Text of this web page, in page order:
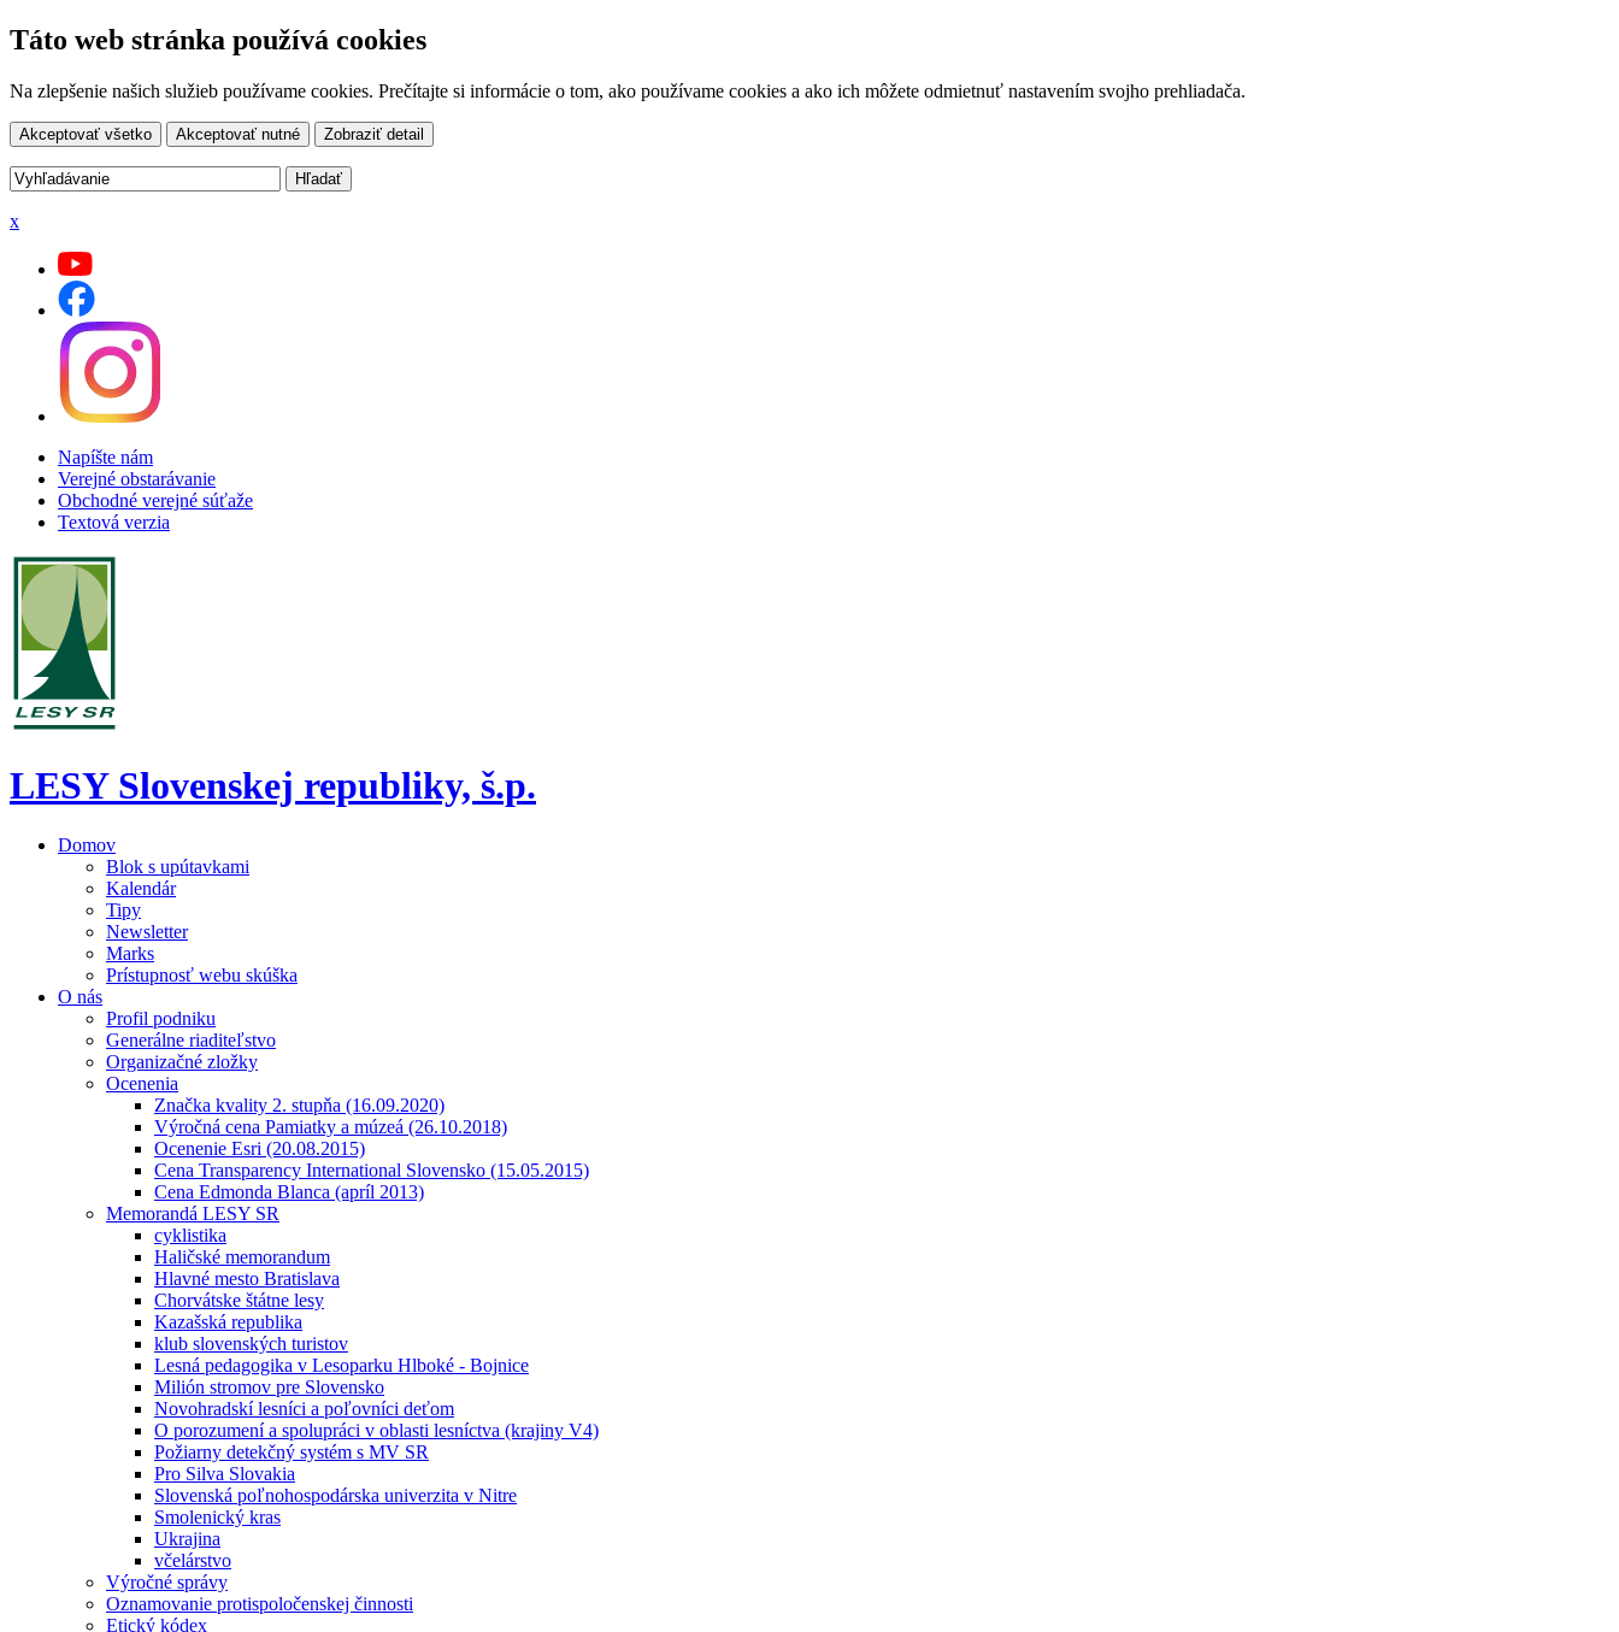
Táto web stránka používá cookies
Na zlepšenie našich služieb používame cookies. Prečítajte si informácie o tom, ako používame cookies a ako ich môžete odmietnuť nastavením svojho prehliadača.
Akceptovať všetko Akceptovať nutné Zobraziť detail
x
Napíšte nám
Verejné obstarávanie
Obchodné verejné súťaže
Textová verzia
LESY Slovenskej republiky, š.p.
Domov
Blok s upútavkami
Kalendár
Tipy
Newsletter
Marks
Prístupnosť webu skúška
O nás
Profil podniku
Generálne riaditeľstvo
Organizačné zložky
Ocenenia
Značka kvality 2. stupňa (16.09.2020)
Výročná cena Pamiatky a múzeá (26.10.2018)
Ocenenie Esri (20.08.2015)
Cena Transparency International Slovensko (15.05.2015)
Cena Edmonda Blanca (apríl 2013)
Memorandá LESY SR
cyklistika
Haličské memorandum
Hlavné mesto Bratislava
Chorvátske štátne lesy
Kazašská republika
klub slovenských turistov
Lesná pedagogika v Lesoparku Hlboké - Bojnice
Milión stromov pre Slovensko
Novohradskí lesníci a poľovníci deťom
O porozumení a spolupráci v oblasti lesníctva (krajiny V4)
Požiarny detekčný systém s MV SR
Pro Silva Slovakia
Slovenská poľnohospodárska univerzita v Nitre
Smolenický kras
Ukrajina
včelárstvo
Výročné správy
Oznamovanie protispoločenskej činnosti
Etický kódex